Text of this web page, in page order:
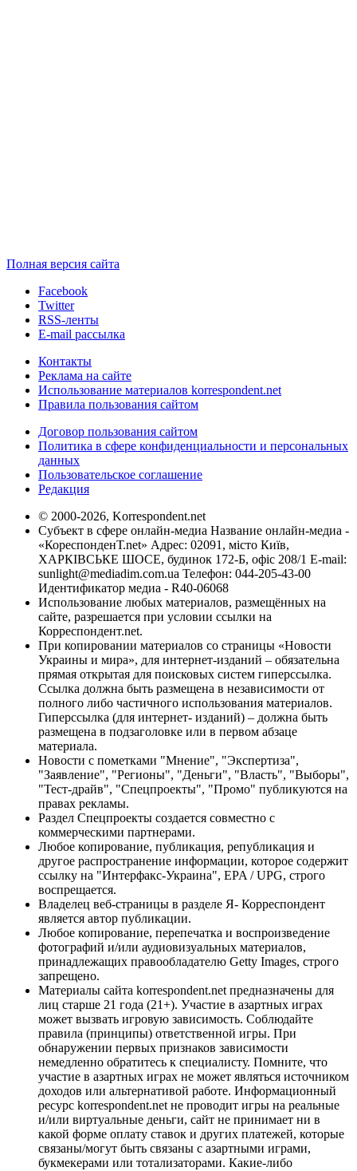
Полная версия сайта
Facebook
Twitter
RSS-ленты
E-mail рассылка
Контакты
Реклама на сайте
Использование материалов korrespondent.net
Правила пользования сайтом
Договор пользования сайтом
Политика в сфере конфиденциальности и персональных
данных
Пользовательское соглашение
Редакция
© 2000-2026, Korrespondent.net
Субъект в сфере онлайн-медиа Название онлайн-медиа -
«КореспонденТ.net» Адрес: 02091, місто Київ,
ХАРКІВСЬКЕ ШОСЕ, будинок 172-Б, офіс 208/1 E-mail:
sunlight@mediadim.com.ua Телефон: 044-205-43-00
Идентификатор медиа - R40-06068
Использование любых материалов, размещённых на
сайте, разрешается при условии ссылки на
Корреспондент.net.
При копировании материалов со страницы «Новости
Украины и мира», для интернет-изданий – обязательна
прямая открытая для поисковых систем гиперссылка.
Ссылка должна быть размещена в независимости от
полного либо частичного использования материалов.
Гиперссылка (для интернет- изданий) – должна быть
размещена в подзаголовке или в первом абзаце
материала.
Новости с пометками "Мнение", "Экспертиза",
"Заявление", "Регионы", "Деньги", "Власть", "Выборы",
"Тест-драйв", "Спецпроекты", "Промо" публикуются на
правах рекламы.
Раздел Спецпроекты создается совместно с
коммерческими партнерами.
Любое копирование, публикация, републикация и
другое распространение информации, которое содержит
ссылку на "Интерфакс-Украина", EPA / UPG, строго
воспрещается.
Владелец веб-страницы в разделе Я- Корреспондент
является автор публикации.
Любое копирование, перепечатка и воспроизведение
фотографий и/или аудиовизуальных материалов,
принадлежащих правообладателю Getty Images, строго
запрещено.
Материалы сайта korrespondent.net предназначены для
лиц старше 21 года (21+). Участие в азартных играх
может вызвать игровую зависимость. Соблюдайте
правила (принципы) ответственной игры. При
обнаружении первых признаков зависимости
немедленно обратитесь к специалисту. Помните, что
участие в азартных играх не может являться источником
доходов или альтернативой работе. Информационный
ресурс korrespondent.net не проводит игры на реальные
и/или виртуальные деньги, сайт не принимает ни в
какой форме оплату ставок и других платежей, которые
связаны/могут быть связаны с азартными играми,
букмекерами или тотализаторами. Какие-либо